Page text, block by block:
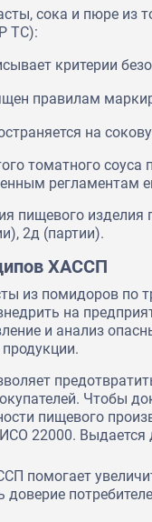
сока и пюре из
ТС):
критерии
правилам
на
томатного
регламентам
пищевого
2д (партии).
ХАССП
из помидоров по
на
и анализ
Чтобы
пищевого
22000. Выдается
помогает
солюшен"
компании
при